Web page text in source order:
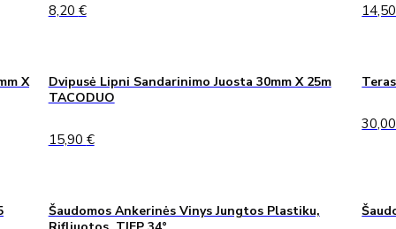
8,20 €
X
Dvipusė Lipni Sandarinimo Juosta 30mm X 25m
TACODUO
15,90 €
Šaudomos Ankerinės Vinys Jungtos Plastiku,